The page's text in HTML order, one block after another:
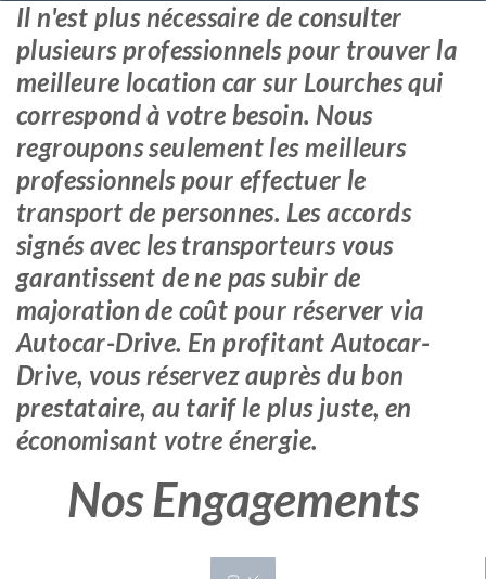
Il n'est plus nécessaire de consulter
plusieurs professionnels pour trouver la
meilleure location car sur Lourches qui
correspond à votre besoin. Nous
regroupons seulement les meilleurs
professionnels pour effectuer le
transport de personnes. Les accords
signés avec les transporteurs vous
garantissent de ne pas subir de
majoration de coût pour réserver via
Autocar-Drive. En profitant Autocar-
Drive, vous réservez auprès du bon
prestataire, au tarif le plus juste, en
économisant votre énergie.
Nos Engagements